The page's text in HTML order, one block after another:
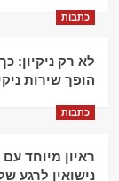
כתבות
לא רק ניקיון:
הופך שירות
כתבות
נישואין לרגע